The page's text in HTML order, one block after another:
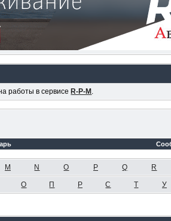
работы в сервисе R-P-M .
M N O P Q R
О П Р С Т У